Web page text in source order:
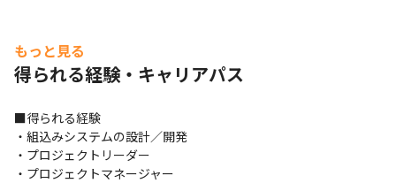
もっと見る
得られる経験・キャリアパス
■得られる経験
・組込みシステムの設計／開発
・プロジェクトリーダー
・プロジェクトマネージャー